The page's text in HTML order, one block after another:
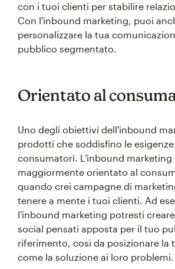
con i tuoi clienti per stabilire
Con l'inbound marketing, puoi
personalizzare la tua
pubblico segmentato.
Orientato al
Uno degli obiettivi dell'inbound
prodotti che soddisfino le
consumatori. L'inbound marketing
maggiormente orientato al
quando crei campagne di
tenere a mente i tuoi clienti. Ad
l'inbound marketing potresti
social pensati apposta per il tuo
riferimento, così da posizionare la
come la soluzione ai loro problemi.